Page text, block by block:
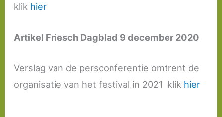
klik hier
Artikel Friesch Dagblad 9 december 2020
Verslag van de persconferentie omtrent de
organisatie van het festival in 2021 klik hier